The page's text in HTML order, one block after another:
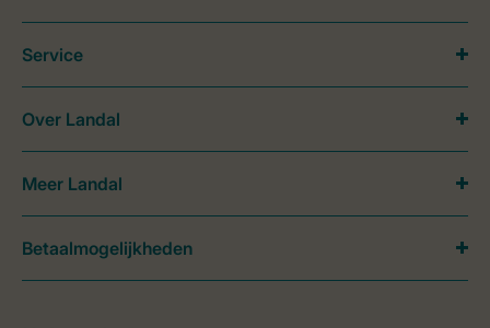
Service
Over Landal
Meer Landal
Betaalmogelijkheden